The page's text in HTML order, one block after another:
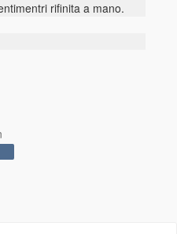
rifinita a mano.